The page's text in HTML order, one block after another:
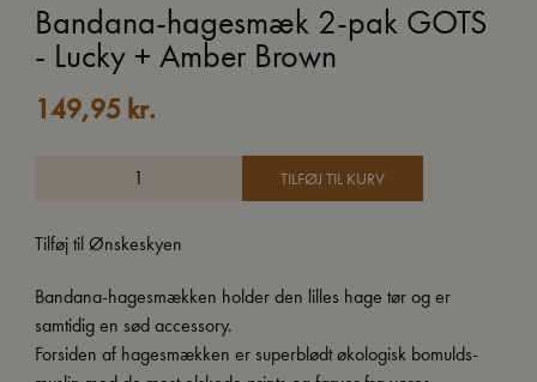
Bandana-hagesmæk 2-pak GOTS
- Lucky + Amber Brown
149,95 kr.
TILFØJ TIL KURV
Tilføj til Ønskeskyen
Bandana-hagesmækken holder den lilles hage tør og er
samtidig en sød accessory.
Forsiden af hagesmækken er superblødt økologisk bomulds-